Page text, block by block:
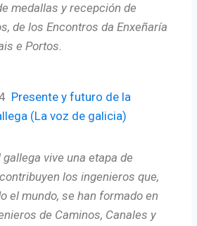
medallas y recepción de
de los Encontros da Enxeñaría
e Portos.
Presente y futuro de la
(La voz de galicia)
vive una etapa de
los ingenieros que,
el mundo, se han formado en
de Caminos, Canales y